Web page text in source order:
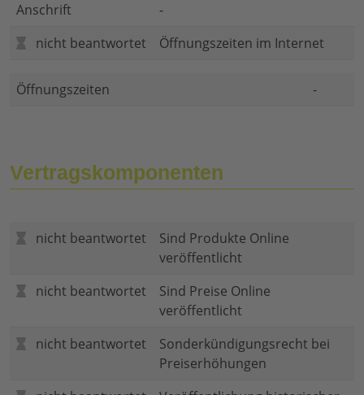
Anschrift
-
nicht beantwortet
Öffnungszeiten im Internet
Öffnungszeiten -
Vertragskomponenten
nicht beantwortet
Sind Produkte Online
veröffentlicht
nicht beantwortet
Sind Preise Online
veröffentlicht
nicht beantwortet
Sonderkündigungsrecht bei
Preiserhöhungen